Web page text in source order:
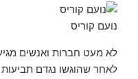
נועם קוריס
לא מעט חברות ואנשים
לאחר שהוגשו נגדם תביעות